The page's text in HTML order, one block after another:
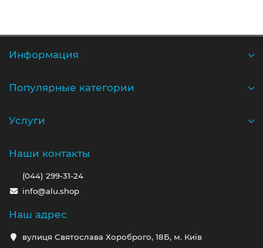
Информация
Популярные категории
Услуги
Наши контакты
(044) 299-31-24
info@alu.shop
Наш адрес
вулиця Святослава Хороброго, 18Б, м. Київ